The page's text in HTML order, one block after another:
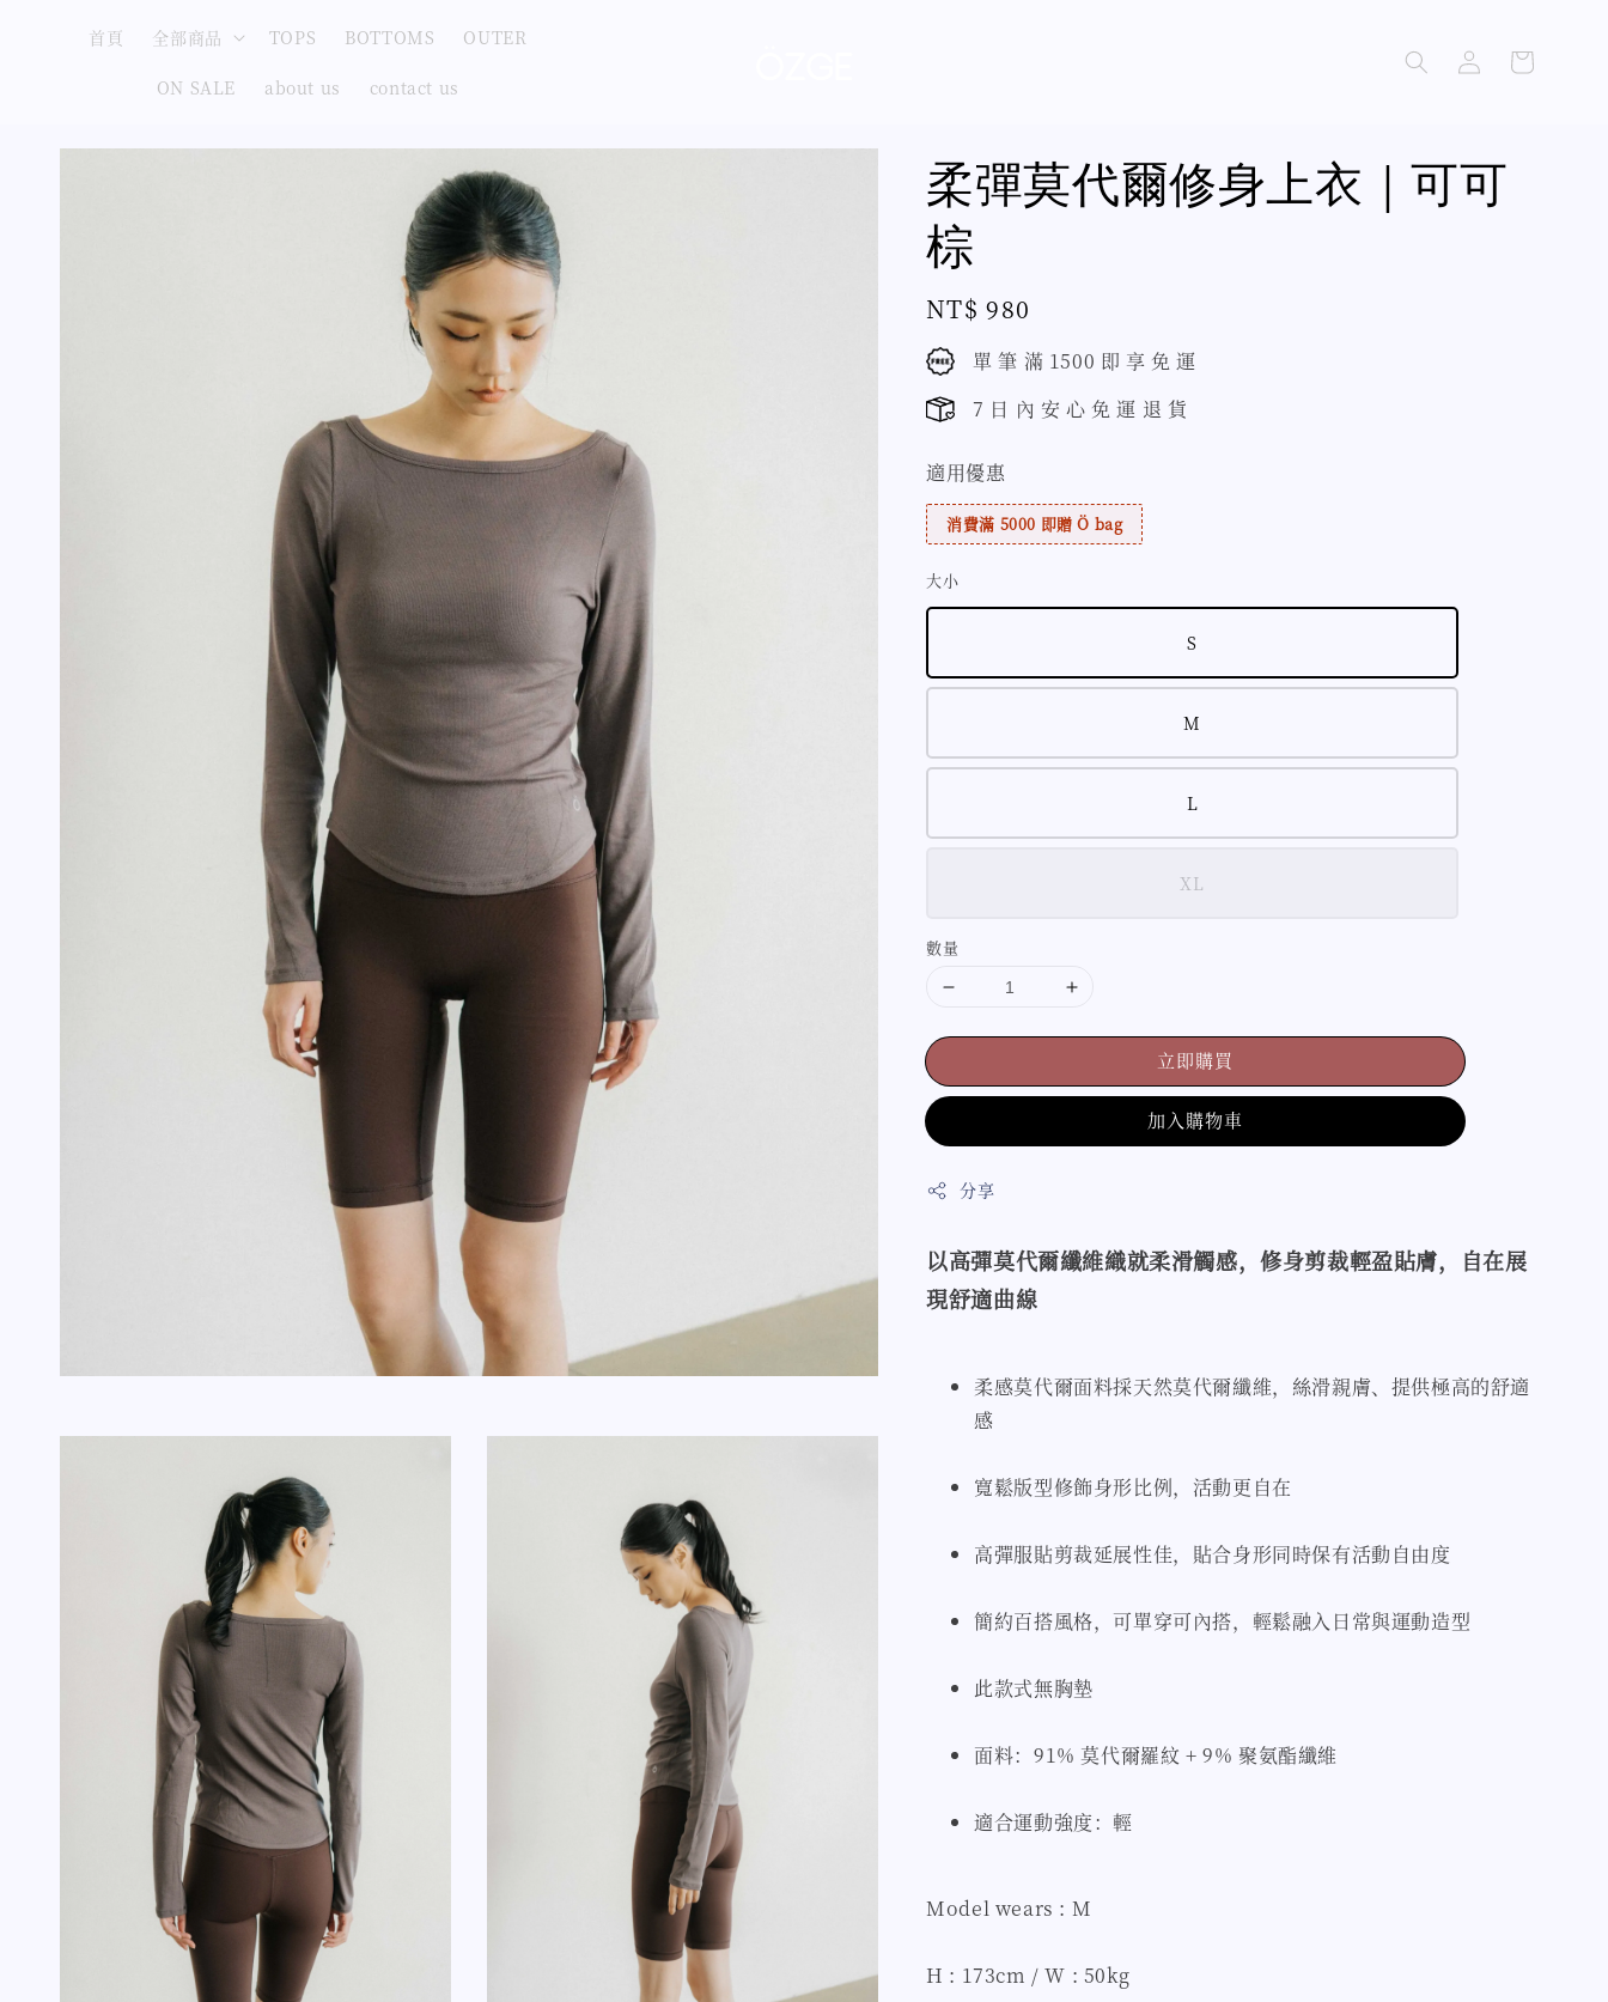
首頁 全部商品 TOPS BOTTOMS OUTER
ON SALE about us contact us
柔彈莫代爾修身上衣｜可可
棕
Regular
price
NT$ 980
單 筆 滿 1500 即 享 免 運
7 日 內 安 心 免 運 退 貨
適用優惠
消費滿 5000 即贈 Ö bag
大小
S
M
L
XL
數量
立即購買
加入購物車
分享
以高彈莫代爾纖維織就柔滑觸感，修身剪裁輕盈貼膚，自在展
現舒適曲線
柔感莫代爾面料採天然莫代爾纖維，絲滑親膚、提供極高的舒適
感
寬鬆版型修飾身形比例，活動更自在
高彈服貼剪裁延展性佳，貼合身形同時保有活動自由度
簡約百搭風格，可單穿可內搭，輕鬆融入日常與運動造型
此款式無胸墊
面料：91% 莫代爾羅紋 + 9% 聚氨酯纖維
適合運動強度：輕
Model wears : M
H : 173cm / W : 50kg